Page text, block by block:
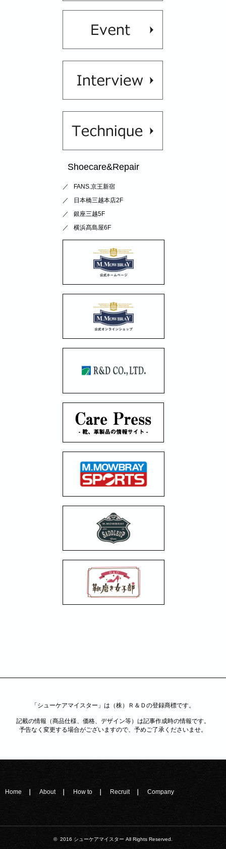
Shoecare&Repair
FANS.京王新宿
日本橋三越本店2F
銀座三越5F
横浜髙島屋6F
「シューケアマイスター」は（株）Ｒ＆Ｄの登録商標です。
記載の情報（商品仕様、価格、デザイン等）は記事作成時の情報です。
予告なく変更する場合がございますので、予めご了承くださいませ。
Home About How to Recruit Company
© 2016 シューケアマイスター All Rights Reserved.